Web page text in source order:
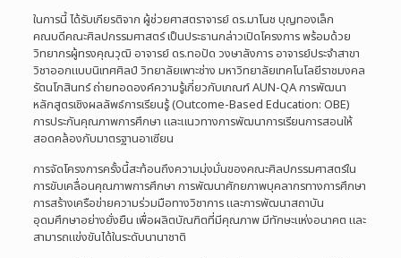
ในการนี้ ได้รับเกียรติจาก ผู้ช่วยศาสตราจารย์ ดร.มาโนช บุญทองเล็ก
คณบดีคณะศิลปกรรมศาสตร์ เป็นประธานกล่าวเปิดโครงการ พร้อมด้วย
วิทยากรผู้ทรงคุณวุฒิ อาจารย์ ดร.ทอปัด วงษาลังการ อาจารย์ประจำสาขา
วิชาออกแบบนิเทศศิลป์ วิทยาลัยเพาะช่าง มหาวิทยาลัยเทคโนโลยีราชมงคล
รัตนโกสินทร์ ถ่ายทอดองค์ความรู้เกี่ยวกับเกณฑ์ AUN-QA การพัฒนา
หลักสูตรเชิงผลลัพธ์การเรียนรู้ (Outcome-Based Education: OBE)
การประกันคุณภาพการศึกษา และแนวทางการพัฒนาการเรียนการสอนให้
สอดคล้องกับมาตรฐานอาเซียน
การจัดโครงการครั้งนี้สะท้อนถึงความมุ่งมั่นของคณะศิลปกรรมศาสตร์ใน
การขับเคลื่อนคุณภาพการศึกษา การพัฒนาศักยภาพบุคลากรทางการศึกษา
การสร้างเครือข่ายความร่วมมือทางวิชาการ และการพัฒนาสถาบัน
อุดมศึกษาอย่างยั่งยืน เพื่อผลิตบัณฑิตที่มีคุณภาพ มีทักษะแห่งอนาคต และ
สามารถแข่งขันได้ในระดับนานาชาติ